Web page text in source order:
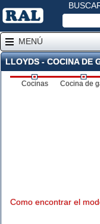
MENÚ
LLOYDS - COCINA DE
Cocinas Cocina de
Como encontrar el